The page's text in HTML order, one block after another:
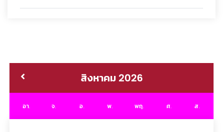
สิงหาคม 2026
อา. จ. อ. พ. พฤ. ศ. ส.